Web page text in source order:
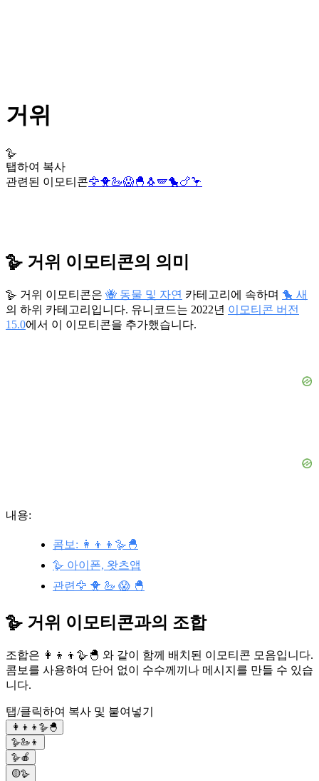
거위
🪿
탭하여 복사
관련된 이모티콘🦅🐥🦢😱🐣 🐧 🪽🐤🍗🦩
🪿 거위 이모티콘의 의미
🪿 거위 이모티콘은 🐝 동물 및 자연 카테고리에 속하며 🐤 새
의 하위 카테고리입니다. 유니코드는 2022년 이모티콘 버전
15.0에서 이 이모티콘을 추가했습니다.
내용:
콤보: 👩‍👦‍👦🪿🐣
🪿 아이폰, 왓츠앱
관련🦅 🐥 🦢 😱 🐣
🪿 거위 이모티콘과의 조합
조합은 👩‍👦‍👦🪿🐣 와 같이 함께 배치된 이모티콘 모음입니다.
콤보를 사용하여 단어 없이 수수께끼나 메시지를 만들 수 있습
니다.
탭/클릭하여 복사 및 붙여넣기
👩‍👦‍👦🪿🐣
🪿🦢👦
🪿🍎
🟡🪿